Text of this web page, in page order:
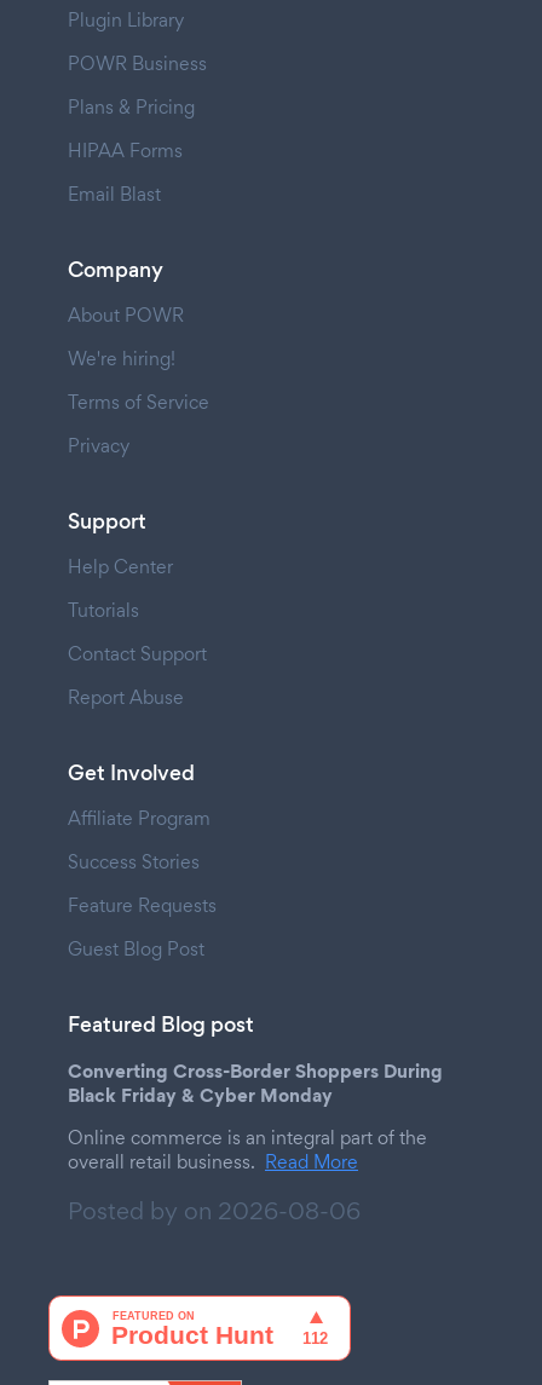
Plugin Library
POWR Business
Plans & Pricing
HIPAA Forms
Email Blast
Company
About POWR
We're hiring!
Terms of Service
Privacy
Support
Help Center
Tutorials
Contact Support
Report Abuse
Get Involved
Affiliate Program
Success Stories
Feature Requests
Guest Blog Post
Featured Blog post
Converting Cross-Border Shoppers During
Black Friday & Cyber Monday
Online commerce is an integral part of the
overall retail business. Read More
Posted by on 2026-08-06